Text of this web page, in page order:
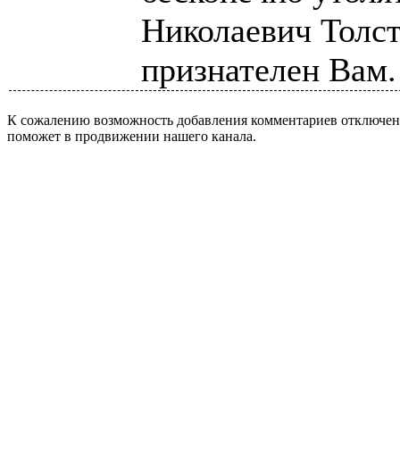
Николаевич
признателен Вам.
К сожалению возможность добавления комментариев
поможет в продвижении нашего канала.